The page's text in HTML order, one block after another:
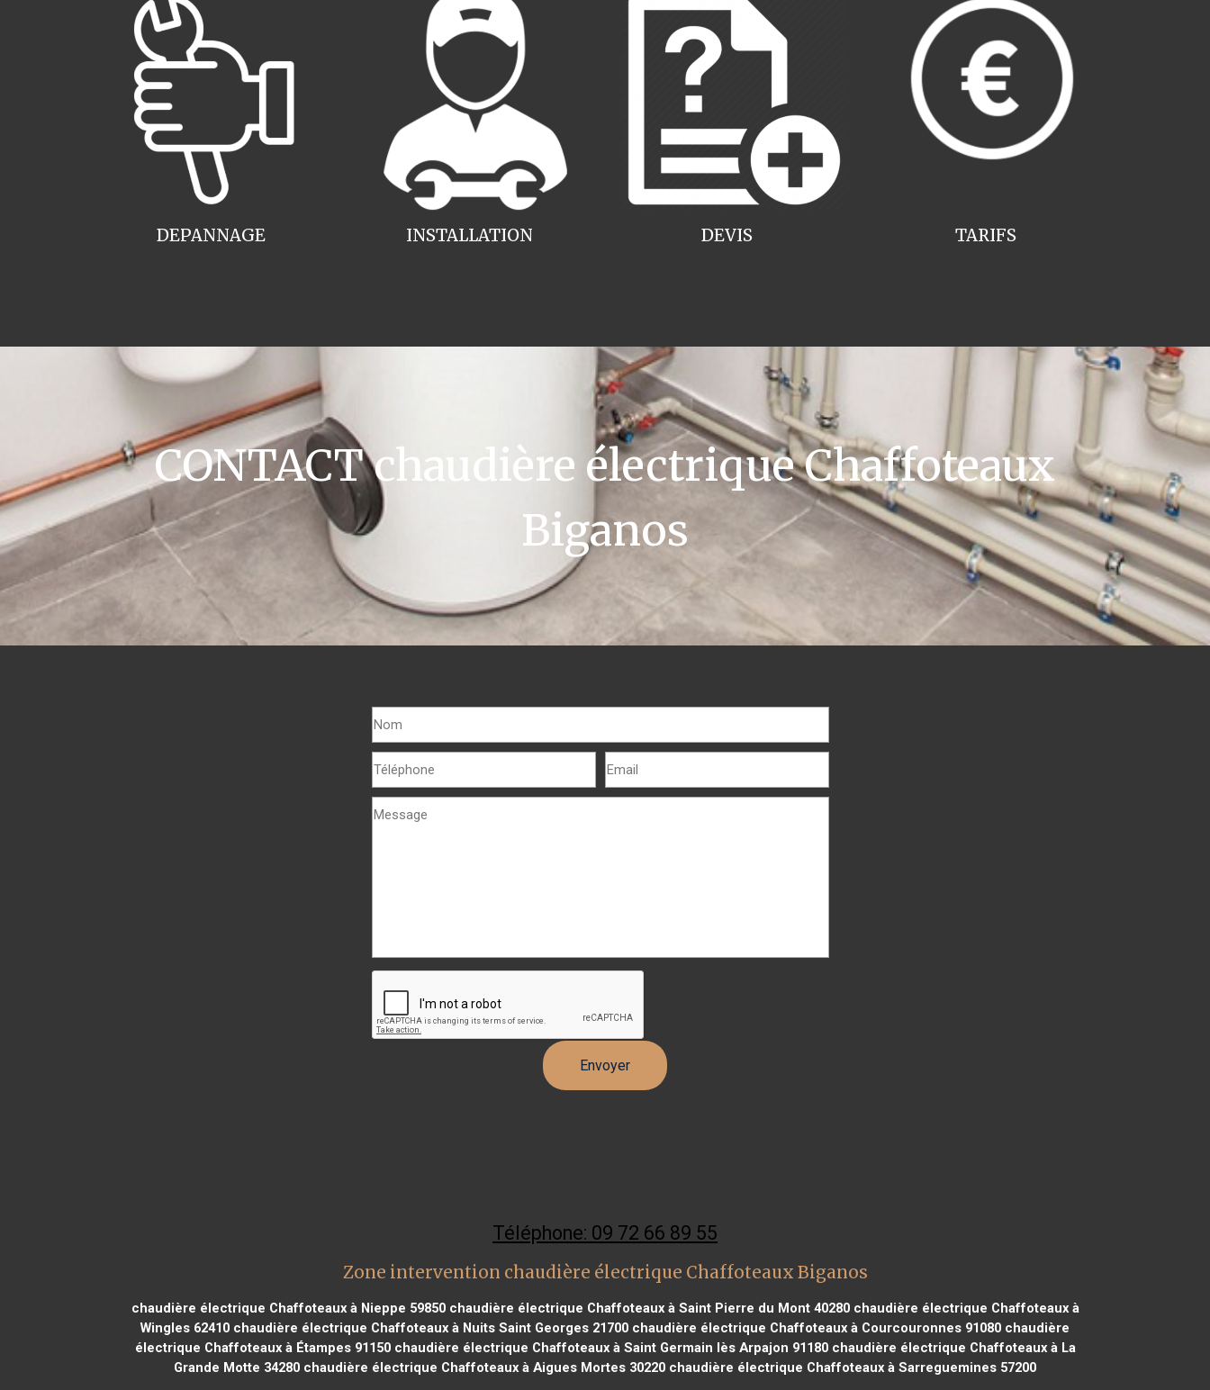
INSTALLATION
DEPANNAGE TARIFS
DEVIS
CONTACT chaudière électrique Chaffoteaux
Biganos
Téléphone: 09 72 66 89 55
Zone intervention chaudière électrique Chaffoteaux Biganos
chaudière électrique Chaffoteaux à Nieppe 59850chaudière électrique Chaffoteaux à Saint Pierre du Mont 40280chaudière électrique Chaffoteaux à
Wingles 62410 chaudière électrique Chaffoteaux à Nuits Saint Georges 21700 chaudière électrique Chaffoteaux à Courcouronnes 91080 chaudière
électrique Chaffoteaux à Étampes 91150chaudière électrique Chaffoteaux à Saint Germain lès Arpajon 91180chaudière électrique Chaffoteaux à La
Grande Motte 34280 chaudière électrique Chaffoteaux à Aigues Mortes 30220 chaudière électrique Chaffoteaux à Sarreguemines 57200